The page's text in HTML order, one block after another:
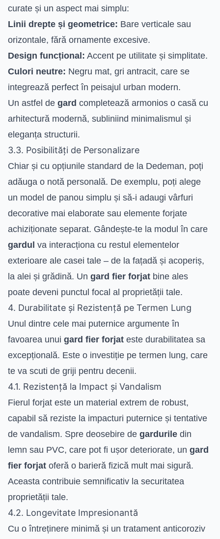
curate și un aspect mai simplu:
Linii drepte și geometrice: Bare verticale sau
orizontale, fără ornamente excesive.
Design funcțional: Accent pe utilitate și simplitate.
Culori neutre: Negru mat, gri antracit, care se
integrează perfect în peisajul urban modern.
Un astfel de gard completează armonios o casă cu
arhitectură modernă, subliniind minimalismul și
eleganța structurii.
3.3. Posibilități de Personalizare
Chiar și cu opțiunile standard de la Dedeman, poți
adăuga o notă personală. De exemplu, poți alege
un model de panou simplu și să-i adaugi vârfuri
decorative mai elaborate sau elemente forjate
achiziționate separat. Gândește-te la modul în care
gardul va interacționa cu restul elementelor
exterioare ale casei tale – de la fațadă și acoperiș,
la alei și grădină. Un gard fier forjat bine ales
poate deveni punctul focal al proprietății tale.
4. Durabilitate și Rezistență pe Termen Lung
Unul dintre cele mai puternice argumente în
favoarea unui gard fier forjat este durabilitatea sa
excepțională. Este o investiție pe termen lung, care
te va scuti de griji pentru decenii.
4.1. Rezistență la Impact și Vandalism
Fierul forjat este un material extrem de robust,
capabil să reziste la impacturi puternice și tentative
de vandalism. Spre deosebire de gardurile din
lemn sau PVC, care pot fi ușor deteriorate, un gard
fier forjat oferă o barieră fizică mult mai sigură.
Aceasta contribuie semnificativ la securitatea
proprietății tale.
4.2. Longevitate Impresionantă
Cu o întreținere minimă și un tratament anticoroziv